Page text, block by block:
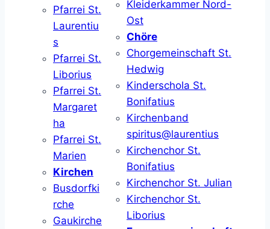
Pfarrei St.
Laurentiu
s
Pfarrei St.
Liborius
Pfarrei St.
Margaret
ha
Pfarrei St.
Marien
Kirchen
Busdorfki
rche
Gaukirche
Kleiderkammer Nord-
Ost
Chöre
Chorgemeinschaft St.
Hedwig
Kinderschola St.
Bonifatius
Kirchenband
spiritus@laurentius
Kirchenchor St.
Bonifatius
Kirchenchor St. Julian
Kirchenchor St.
Liborius